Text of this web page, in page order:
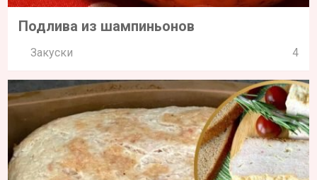
Подлива из шампиньонов
Закуски 4